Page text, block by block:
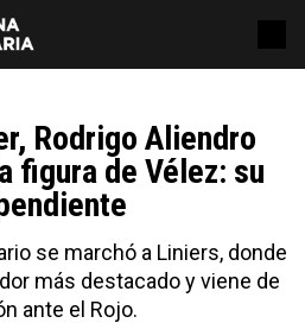
Rodrigo Aliendro
figura de Vélez: su
se marchó a Liniers, donde
más destacado y viene de
ante el Rojo.